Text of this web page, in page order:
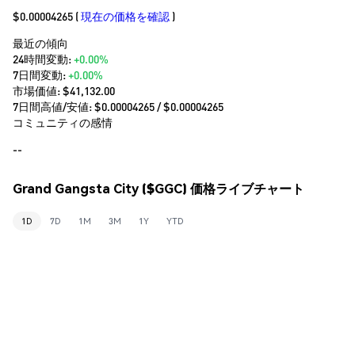
$0.00004265 (現在の価格を確認 )
最近の傾向
24時間変動:+0.00%
7日間変動:+0.00%
市場価値:$41,132.00
7日間高値/安値: $0.00004265/ $0.00004265
コミュニティの感情
--
Grand Gangsta City ($GGC) 価格ライブチャート
1D 7D 1M 3M 1Y YTD